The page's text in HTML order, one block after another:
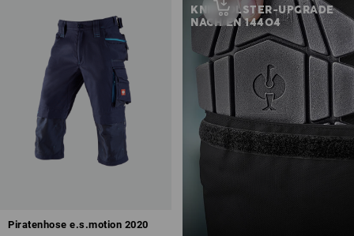
Piratenhose e.s.motion 2020
KNIEPOLSTER-UPGRADE
NACH EN 14404